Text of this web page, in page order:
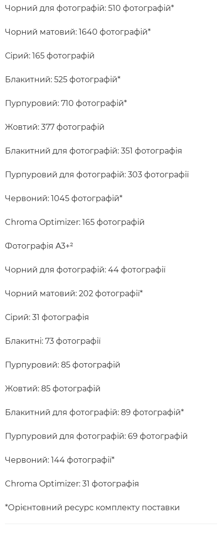
Чорний для фотографій: 510 фотографій*
Чорний матовий: 1640 фотографій*
Сірий: 165 фотографій
Блакитний: 525 фотографій*
Пурпуровий: 710 фотографій*
Жовтий: 377 фотографій
Блакитний для фотографій: 351 фотографія
Пурпуровий для фотографій: 303 фотографії
Червоний: 1045 фотографій*
Chroma Optimizer: 165 фотографій
Фотографія A3+²
Чорний для фотографій: 44 фотографії
Чорний матовий: 202 фотографії*
Сірий: 31 фотографія
Блакитні: 73 фотографії
Пурпуровий: 85 фотографій
Жовтий: 85 фотографій
Блакитний для фотографій: 89 фотографій*
Пурпуровий для фотографій: 69 фотографій
Червоний: 144 фотографії*
Chroma Optimizer: 31 фотографія
*Орієнтовний ресурс комплекту поставки